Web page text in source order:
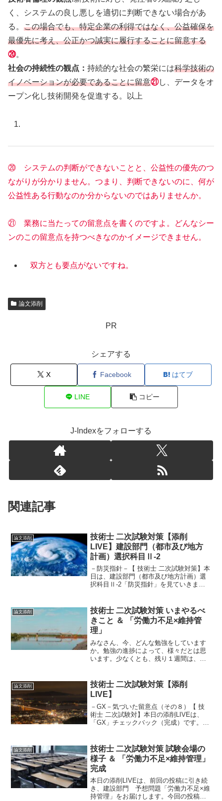
く、システムの良し悪しを適切に判断できない場合があ
る。 この場合でも、特定企業の利得ではなく、公益確保を
最優先に考え、公正かつ誠実に履行することに留意する
⑳。
社会の持続性の観点： 持続的な社会の繁栄には科学技術の
イノベーションが必要であることに留意㉑し、データをオ
ープン化し技術開発を促進する。以上
⑳ システムの判断ができないことと、公益性の優先のつ
ながりが分かりません。つまり、判断できないのに、何が
公益性ある行動なのか分からないのではありませんか。
㉑ 業務に当たっての留意点を書くのですよ。どんなシー
ンのこの留意点を持つべきなのかイメージできません。
双方とも要点がないですね。
論文添削
PR
シェアする
X Facebook はてブ
LINE コピー
J-Indexをフォローする
関連記事
論文添削
技術士 二次試験対策【添削
LIVE】建設部門（都市及び地方
計画）選択科目Ⅱ-2
－防災指針－【 技術士 二次試験対策】本
日は、建設部門（都市及び地方計画）選
択科目Ⅱ-2「防災指針」を見ていきまし
画に見えますが、泣く子も黙る「立地適
正化計画」に定める...
論文添削
技術士 二次試験対策 いまやるべ
きこと ＆ 「労働力不足×維持管
理」
みなさん、今、どんな勉強をしています
か。勉強の進捗によって、様々だとは思
います。少なくとも、残り１週間は、作
読みまくります。まとまった時間のある
人は、写経を繰り返します。
論文添削
技術士 二次試験対策【添削
LIVE】
－GX－気づいた留意点（その８）【 技
術士 二次試験対】本日の添削LIVEは、
「GX」チェックバック（完成）です。し
方や千葉で大きな地震がありました。被
害にあわれた方々...
論文添削
技術士 二次試験対策 試験会場の
様子 ＆ 「労働力不足×維持管理」
完成
本日の添削LIVEは、前回の投稿に引き続
き、建設部門 予想問題「労働力不足×維
持管理」をお届けします。今回の投稿